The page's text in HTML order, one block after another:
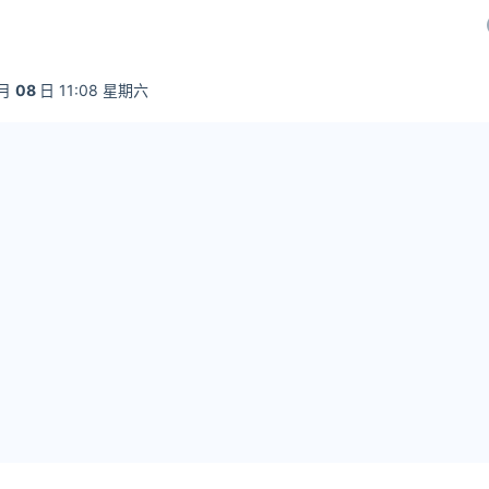
08 日 11:08 星期六